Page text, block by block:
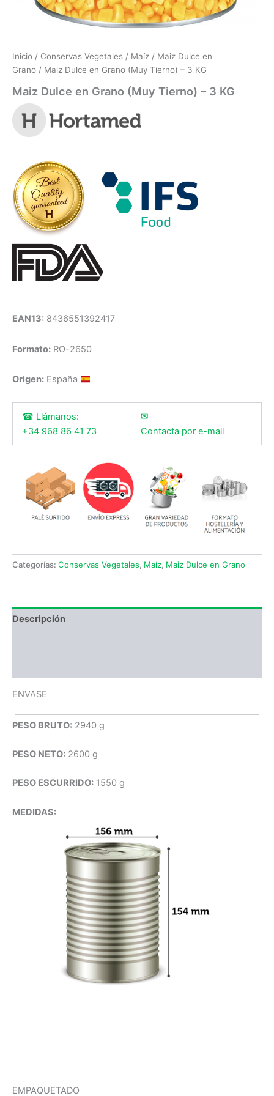
Inicio / Conservas Vegetales / Maíz / Maiz Dulce en
Grano / Maiz Dulce en Grano (Muy Tierno) – 3 KG
Maiz Dulce en Grano (Muy Tierno) – 3 KG
EAN13: 8436551392417
Formato: RO-2650
Origen: España
☎ Llámanos:
+34 968 86 41 73
✉
Contacta por e-mail
Categorías: Conservas Vegetales, Maíz, Maiz Dulce en Grano
Descripción
ENVASE
PESO BRUTO: 2940 g
PESO NETO: 2600 g
PESO ESCURRIDO: 1550 g
MEDIDAS:
EMPAQUETADO